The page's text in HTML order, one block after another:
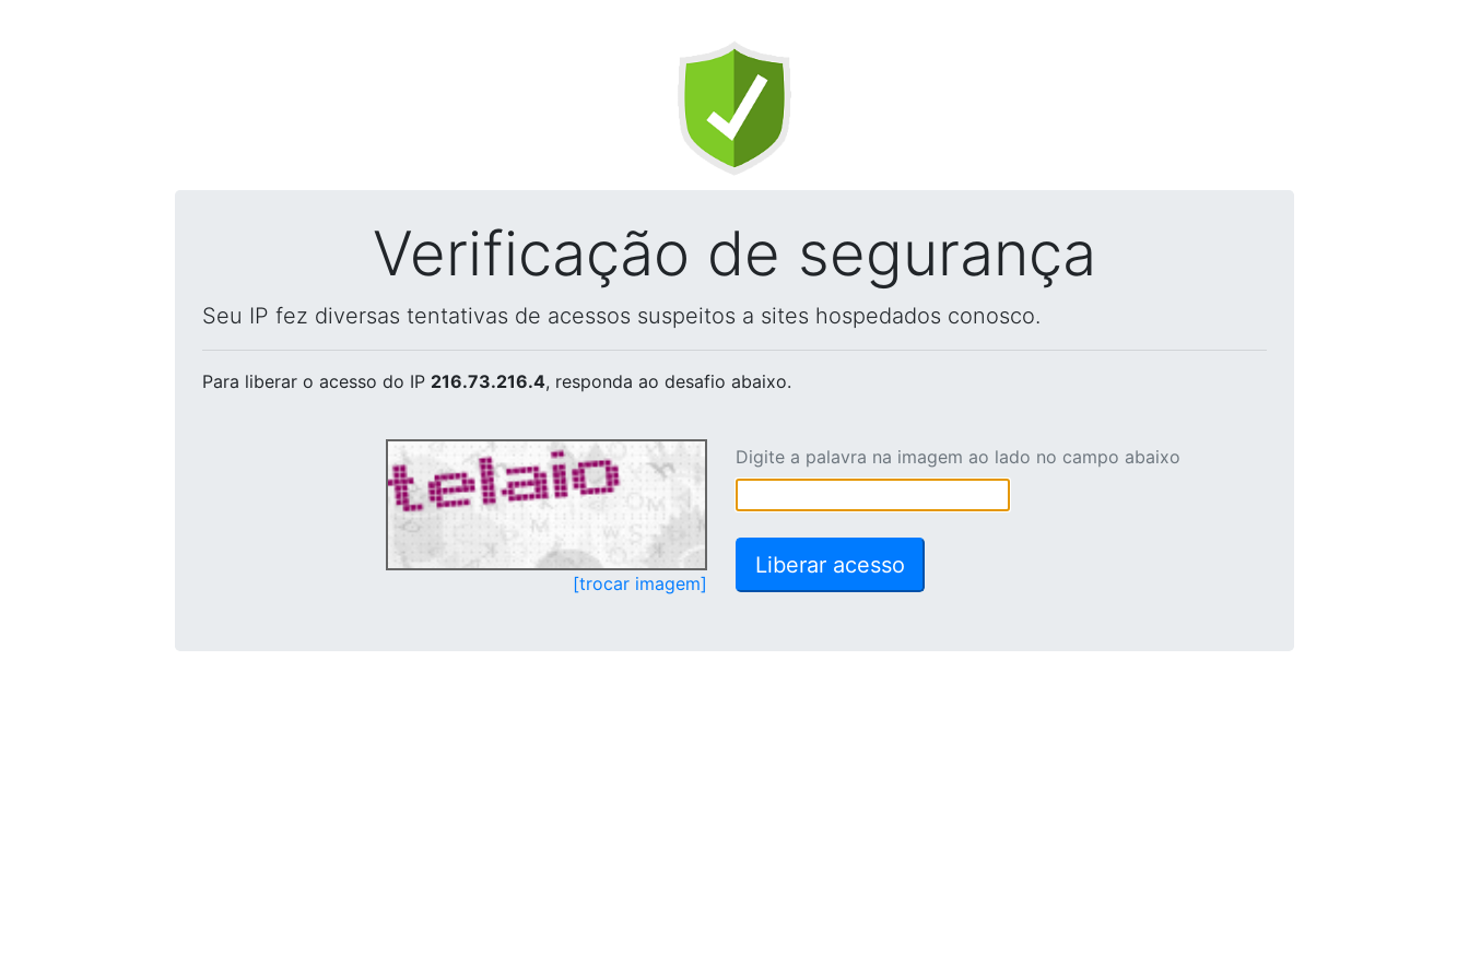
Verificação de segurança
Seu IP fez diversas tentativas de acessos suspeitos a sites hospedados conosco.
Para liberar o acesso do IP 216.73.216.4, responda ao desafio abaixo.
[trocar imagem]
Digite a palavra na imagem ao lado no campo abaixo